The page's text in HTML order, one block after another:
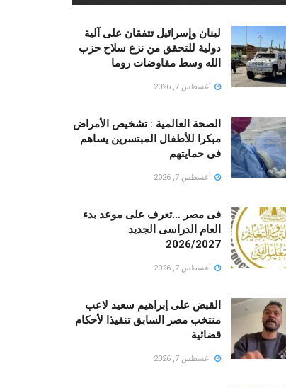
لبنان وإسرائيل تتفقان على آلية
دولية للتحقق من نزع سلاح حزب
الله وسط مفاوضات روما
أغسطس 7, 2026
الصحة العالمية : تشخيص الأمراض
مبكرا للأطفال المبتسرين يساهم
فى حمايتهم
أغسطس 7, 2026
فى مصر …تعرف على موعد بدء
العام الدراسى الجديد
2026/2027
أغسطس 7, 2026
القبض على إبراهيم سعيد لاعب
منتخب مصر السابق تنفيذا لأحكام
قضائية
أغسطس 7, 2026